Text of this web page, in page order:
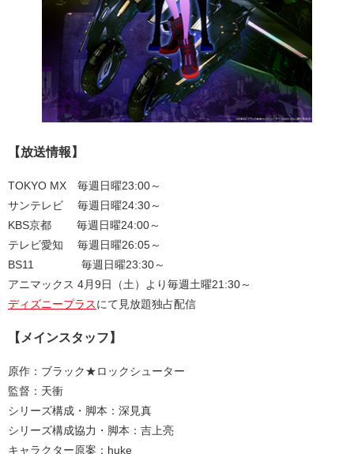
【放送情報】
TOKYO MX 毎週日曜23:00～
サンテレビ 毎週日曜24:30～
KBS京都 毎週日曜24:00～
テレビ愛知 毎週日曜26:05～
BS11 毎週日曜23:30～
アニマックス 4月9日（土）より毎週土曜21:30～
ディズニープラスにて見放題独占配信
【メインスタッフ】
原作：ブラック★ロックシューター
監督：天衝
シリーズ構成・脚本：深見真
シリーズ構成協力・脚本：吉上亮
キャラクター原案：huke